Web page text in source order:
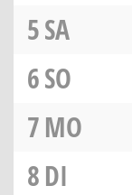
5SA
6SO
7MO
8DI